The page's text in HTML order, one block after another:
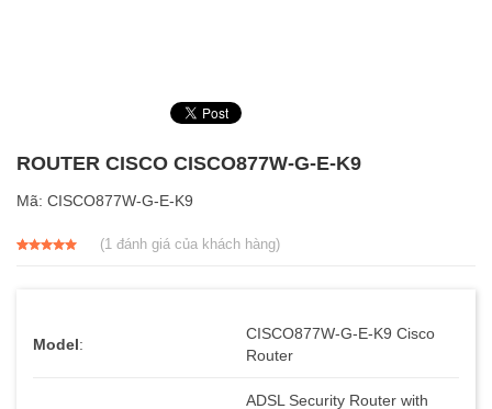
ROUTER CISCO CISCO877W-G-E-K9
Mã: CISCO877W-G-E-K9
(1đánh giá của khách hàng)
Model:
CISCO877W-G-E-K9 Cisco
Router
ADSL Security Router with